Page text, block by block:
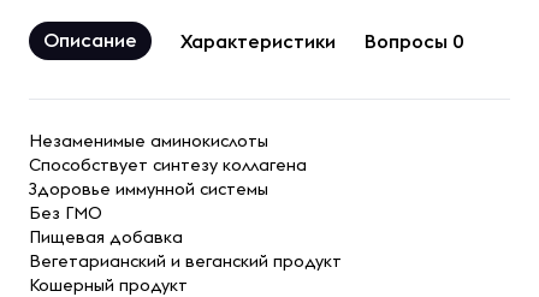
Описание Характеристики Вопросы 0
Незаменимые аминокислоты
Способствует синтезу коллагена
Здоровье иммунной системы
Без ГМО
Пищевая добавка
Вегетарианский и веганский продукт
Кошерный продукт